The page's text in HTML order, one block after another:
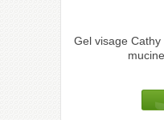
Gel visage Cathy